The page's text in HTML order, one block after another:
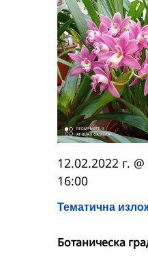
Тематична
12.02.2022 г.
16:00
Ботаническа